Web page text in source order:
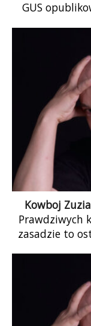
GUS
Mieszkań
Kowboj
Prawdziwych
zasadzie to
zażądał